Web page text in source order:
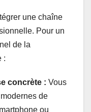
une chaîne
Pour un
de la
:
concrète : Vous
de
ou